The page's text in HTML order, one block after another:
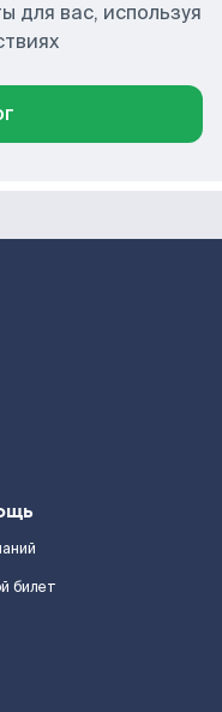
вас, используя
билет